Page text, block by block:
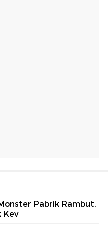
Pabrik Rambut,
Kev